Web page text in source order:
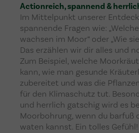
Actionreich, spannend &
Im Mittelpunkt unserer
spannende Fragen wie:
wachsen im Moor“ oder „Wie
Das erzählen wir dir alles und
Zum Beispiel, welche
kann, wie man gesunde
zubereitet und was die
für den Klimaschutz tut.
und herrlich gatschig wird es
Moorbohrung, wenn du barfuß
waten kannst. Ein tolles Gefühl!